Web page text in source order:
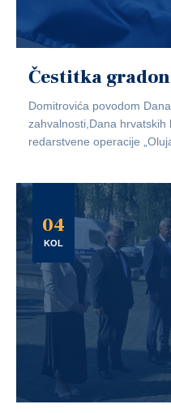
Čestitka
Domitrovića povodom
zahvalnosti,Dana hrvatskih
redarstvene operacije
04
KOL